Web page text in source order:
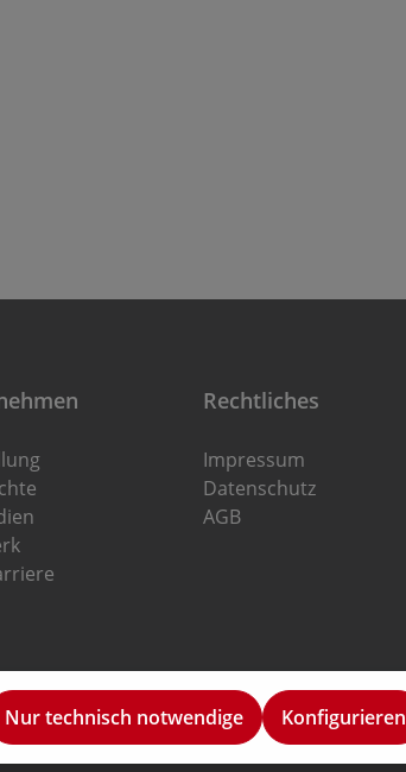
Rechtliches
Impressum
Datenschutz
AGB
Nur technisch notwendige Konfigurieren